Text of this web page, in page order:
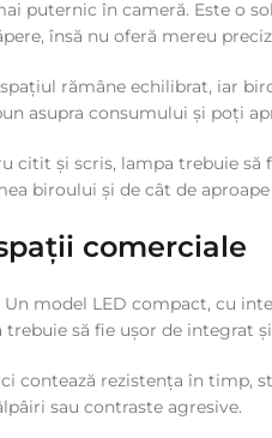
puternic în cameră. Este o
însă nu oferă mereu
rămâne echilibrat, iar
asupra consumului și poți
și scris, lampa trebuie
biroului și de cât de
comerciale
model LED compact, cu
să fie ușor de integrat
rezistența în timp,
sau contraste agresive.